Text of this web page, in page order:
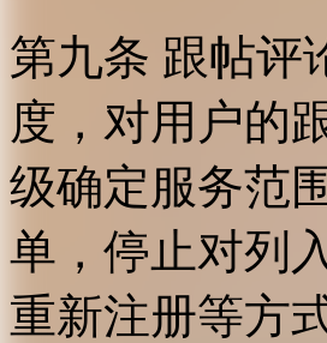
第九条 跟帖评
度，对用户的
级确定服务范
单，停止对列
重新注册等方